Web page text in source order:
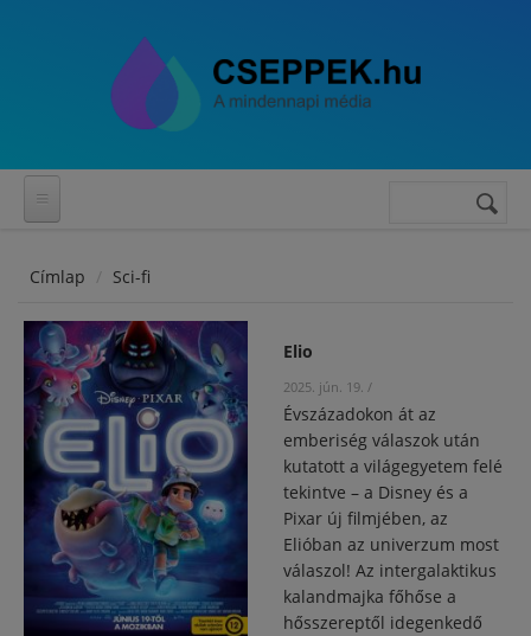
Keresés
Címlap Sci-fi
Elio
2025. jún. 19. /
Évszázadokon át az
emberiség válaszok után
kutatott a világegyetem felé
tekintve – a Disney és a
Pixar új filmjében, az
Elióban az univerzum most
válaszol! Az intergalaktikus
kalandmajka főhőse a
hősszereptől idegenkedő